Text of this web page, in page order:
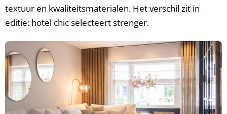
textuur en kwaliteitsmaterialen. Het verschil zit in
editie: hotel chic selecteert strenger.